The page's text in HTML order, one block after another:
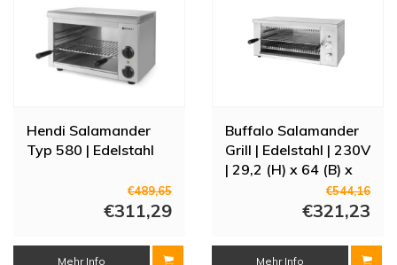
Hendi Salamander
Typ 580 | Edelstahl
€489,65
€311,29
Mehr Info
Buffalo Salamander
Grill | Edelstahl | 230V
| 29,2 (H) x 64 (B) x
€544,16
€321,23
Mehr Info